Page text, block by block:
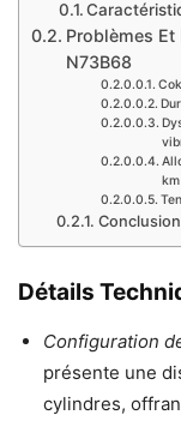
Problèmes
N73B68
km
Détails
Configuration
présente une
cylindres,